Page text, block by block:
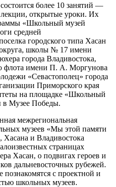
более 10 занятий —
открытые уроки. Их
«Школьный музей
средней
городского типа Хасан
школы № 17 имени
города Владивостока,
флота имени П. А. Моргунова
«Севастополец» города
Приморского края
на площадке «Школьный
в Музее Победы.
межрегиональная
музеев «Мы этой памяти
и Владивостока
страницах
Хасан, о подвигах героев и
дальневосточных рубежей.
с проектной и
школьных музеев.